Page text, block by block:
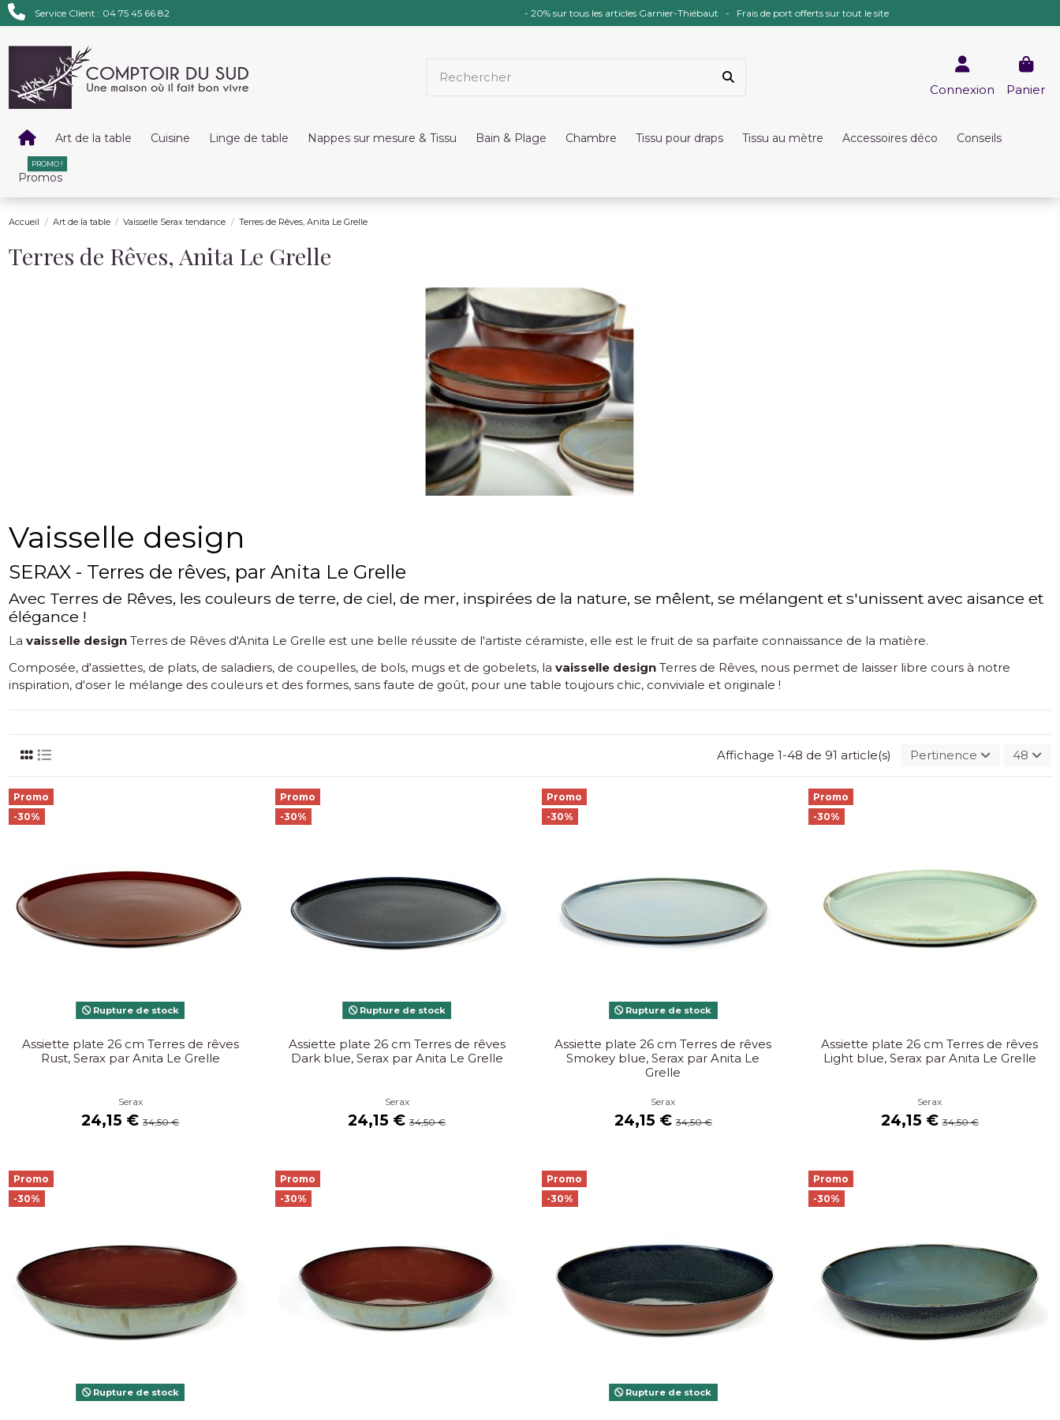
Service Client : 04 75 45 66 82 - 20% sur tous les articles Garnier-Thiébaut - Frais de port offerts sur tout le site
Connexion Panier
Art de la table Cuisine Linge de table Nappes sur mesure & Tissu Bain & Plage Chambre Tissu pour draps Tissu au mètre Accessoires déco Conseils
Promos
PROMO !
Accueil Art de la table Vaisselle Serax tendance Terres de Rêves, Anita Le Grelle
Terres de Rêves, Anita Le Grelle
Vaisselle design
SERAX - Terres de rêves, par Anita Le Grelle
Avec Terres de Rêves, les couleurs de terre, de ciel, de mer, inspirées de la nature, se mêlent, se mélangent et s'unissent avec aisance et
élégance !
Lavaisselle design Terres de Rêves d'Anita Le Grelle est une belle réussite de l'artiste céramiste, elle est le fruit de sa parfaite connaissance de la matière.
Composée, d'assiettes, de plats, de saladiers, de coupelles, de bols, mugs et de gobelets, lavaisselle designTerres de Rêves, nous permet de laisser libre cours à notre
inspiration, d'oser le mélange des couleurs et des formes, sans faute de goût, pour une table toujours chic, conviviale et originale !
Affichage 1-48 de 91 article(s) Pertinence 48
Promo
-30%
Rupture de stock
Assiette plate 26 cm Terres de rêves
Rust, Serax par Anita Le Grelle
Serax
24,15 €34,50 €
Promo
-30%
Rupture de stock
Assiette plate 26 cm Terres de rêves
Dark blue, Serax par Anita Le Grelle
Serax
24,15 €34,50 €
Promo
-30%
Rupture de stock
Assiette plate 26 cm Terres de rêves
Smokey blue, Serax par Anita Le
Grelle
Serax
24,15 € 34,50 €
Promo
-30%
Assiette plate 26 cm Terres de rêves
Light blue, Serax par Anita Le Grelle
Serax
24,15 €34,50 €
Promo
-30%
Rupture de stock
Promo
-30%
Promo
-30%
Rupture de stock
Promo
-30%